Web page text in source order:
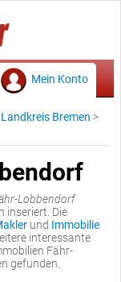
Mein Konto
Bremen >
Lobbendorf
inseriert. Die
und Immobilie
interessante
Fähr-
gefunden.